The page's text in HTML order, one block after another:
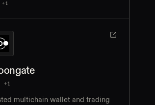
+1
+1
multichain wallet and trading